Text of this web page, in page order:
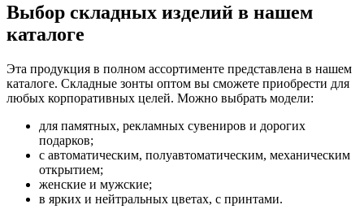
Выбор складных изделий в нашем
каталоге
Эта продукция в полном ассортименте представлена в нашем
каталоге. Складные зонты оптом вы сможете приобрести для
любых корпоративных целей. Можно выбрать модели:
для памятных, рекламных сувениров и дорогих
подарков;
с автоматическим, полуавтоматическим, механическим
открытием;
женские и мужские;
в ярких и нейтральных цветах, с принтами.